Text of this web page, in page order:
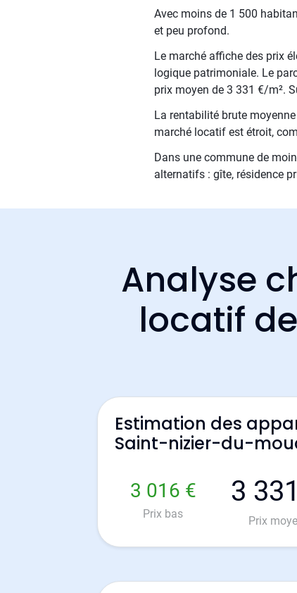
Avec moins de 1 500
et peu profond.
Le marché affiche des prix
logique patrimoniale. Le
prix moyen de 3 331 €/m².
La rentabilité brute
marché locatif est étroit,
Dans une commune de
alternatifs : gîte, résidence
Analyse
locatif
Estimation des
Saint-nizier-du-
3 016 €
Prix bas
3
Prix